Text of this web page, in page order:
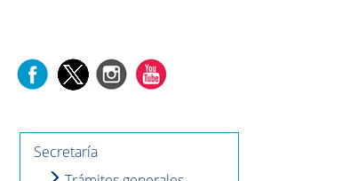
Secretaría